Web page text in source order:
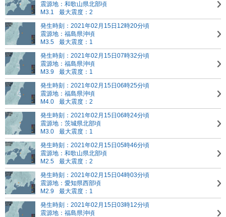
震源地：和歌山県北部頃
M3.1
最大震度：2
発生時刻：2021年02月15日12時20分頃
震源地：福島県沖頃
M3.5
最大震度：1
発生時刻：2021年02月15日07時32分頃
震源地：福島県沖頃
M3.9
最大震度：1
発生時刻：2021年02月15日06時25分頃
震源地：福島県沖頃
M4.0
最大震度：2
発生時刻：2021年02月15日06時24分頃
震源地：茨城県北部頃
M3.0
最大震度：1
発生時刻：2021年02月15日05時46分頃
震源地：和歌山県北部頃
M2.5
最大震度：2
発生時刻：2021年02月15日04時03分頃
震源地：愛知県西部頃
M2.9
最大震度：1
発生時刻：2021年02月15日03時12分頃
震源地：福島県沖頃